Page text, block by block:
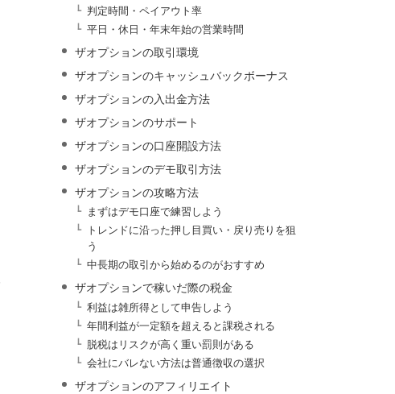
判定時間・ペイアウト率
平日・休日・年末年始の営業時間
ザオプションの取引環境
ザオプションのキャッシュバックボーナス
ザオプションの入出金方法
ザオプションのサポート
ザオプションの口座開設方法
ザオプションのデモ取引方法
ザオプションの攻略方法
まずはデモ口座で練習しよう
トレンドに沿った押し目買い・戻り売りを狙
う
中長期の取引から始めるのがおすすめ
ザオプションで稼いだ際の税金
利益は雑所得として申告しよう
年間利益が一定額を超えると課税される
脱税はリスクが高く重い罰則がある
会社にバレない方法は普通徴収の選択
ザオプションのアフィリエイト